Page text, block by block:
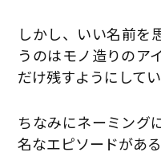
しかし、いい名前を
うのはモノ造りのア
だけ残すようにして
ちなみにネーミング
名なエピソードがある